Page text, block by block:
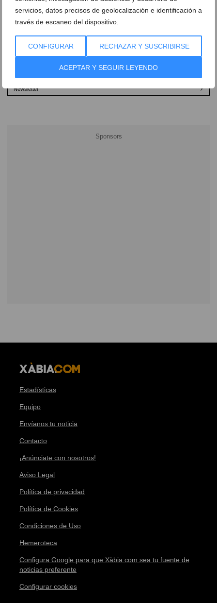
servicios, datos precisos de geolocalización e identificación a
través de escaneo del dispositivo.
CONFIGURAR RECHAZAR Y SUSCRIBIRSE
ACEPTAR Y SEGUIR LEYENDO
Newsletter
Estadísticas
Equipo
Envíanos tu noticia
Contacto
¡Anúnciate con nosotros!
Aviso Legal
Política de privacidad
Política de Cookies
Condiciones de Uso
Hemeroteca
Configura Google para que Xàbia.com sea tu fuente de
noticias preferente
Configurar cookies